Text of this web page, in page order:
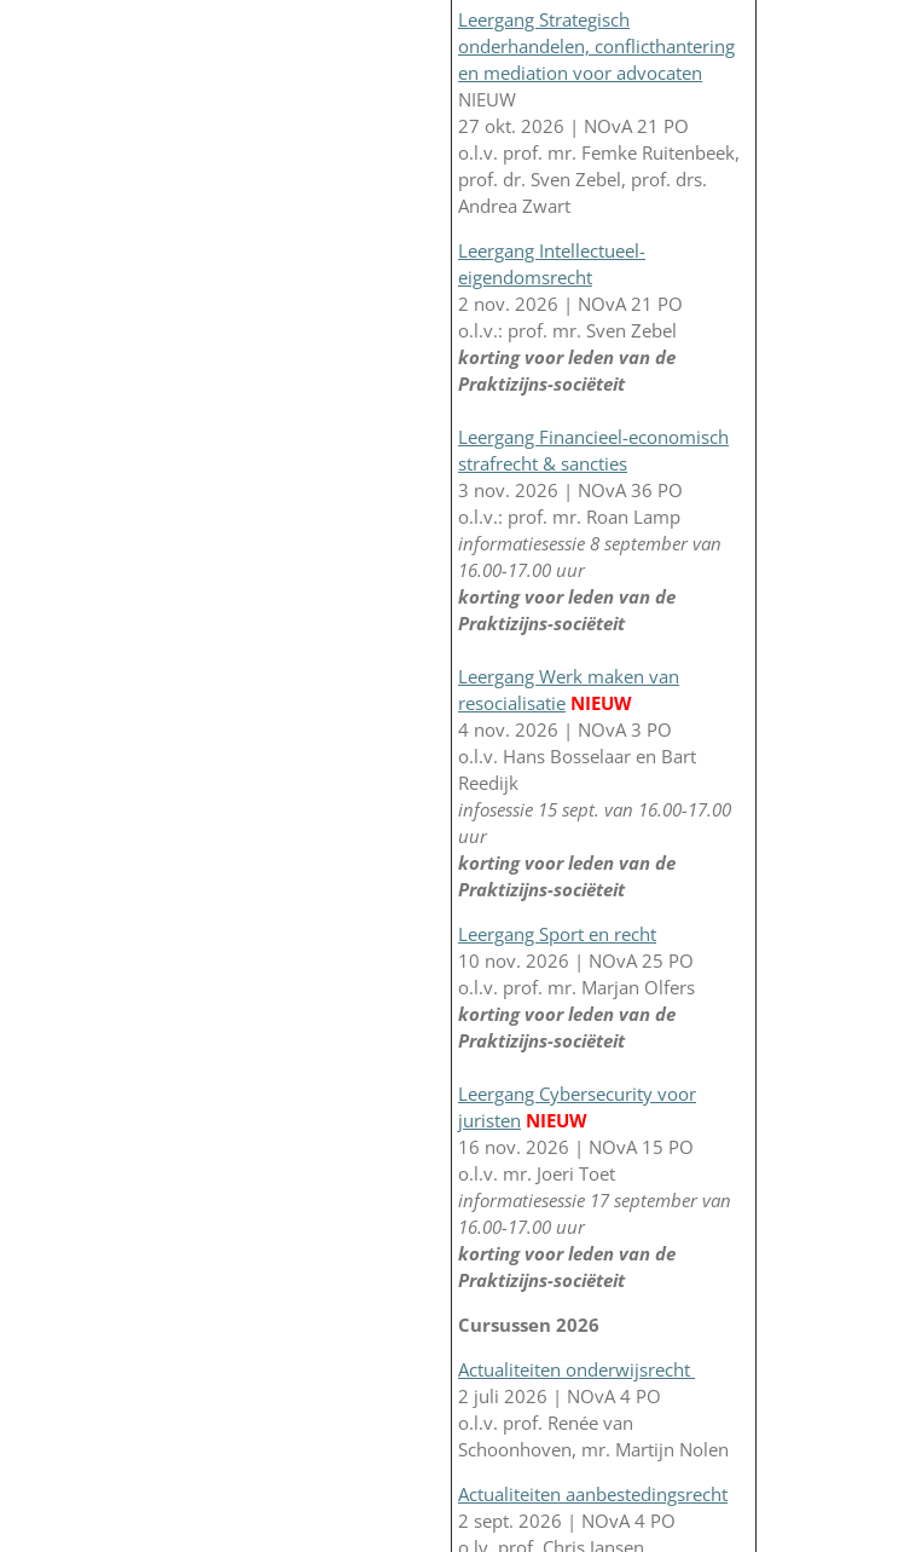
Leergang Strategisch
onderhandelen, conflicthantering
en mediation voor advocaten
NIEUW
27 okt. 2026 | NOvA 21 PO
o.l.v. prof. mr. Femke Ruitenbeek,
prof. dr. Sven Zebel, prof. drs.
Andrea Zwart
Leergang Intellectueel-
eigendomsrecht
2 nov. 2026 | NOvA 21 PO
o.l.v.: prof. mr. Sven Zebel
korting voor leden van de
Praktizijns-sociëteit
Leergang Financieel-economisch
strafrecht & sancties
3 nov. 2026 | NOvA 36 PO
o.l.v.: prof. mr. Roan Lamp
informatiesessie 8 september van
16.00-17.00 uur
korting voor leden van de
Praktizijns-sociëteit
Leergang Werk maken van
resocialisatie NIEUW
4 nov. 2026 | NOvA 3 PO
o.l.v. Hans Bosselaar en Bart
Reedijk
infosessie 15 sept. van 16.00-17.00
uur
korting voor leden van de
Praktizijns-sociëteit
Leergang Sport en recht
10 nov. 2026 | NOvA 25 PO
o.l.v. prof. mr. Marjan Olfers
korting voor leden van de
Praktizijns-sociëteit
Leergang Cybersecurity voor
juristen NIEUW
16 nov. 2026 | NOvA 15 PO
o.l.v. mr. Joeri Toet
informatiesessie 17 september van
16.00-17.00 uur
korting voor leden van de
Praktizijns-sociëteit
Cursussen 2026
Actualiteiten onderwijsrecht
2 juli 2026 | NOvA 4 PO
o.l.v. prof. Renée van
Schoonhoven, mr. Martijn Nolen
Actualiteiten aanbestedingsrecht
2 sept. 2026 | NOvA 4 PO